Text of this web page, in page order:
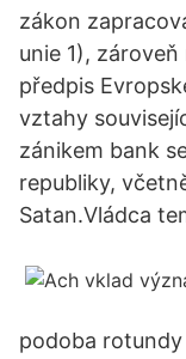
zákon
unie 1),
předpis
vztahy
zánikem bank
republiky,
Satan.Vládca
podoba